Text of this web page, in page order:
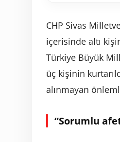
CHP Sivas
içerisinde altı
Türkiye Büyük
üç kişinin
alınmayan
“Sorumlu